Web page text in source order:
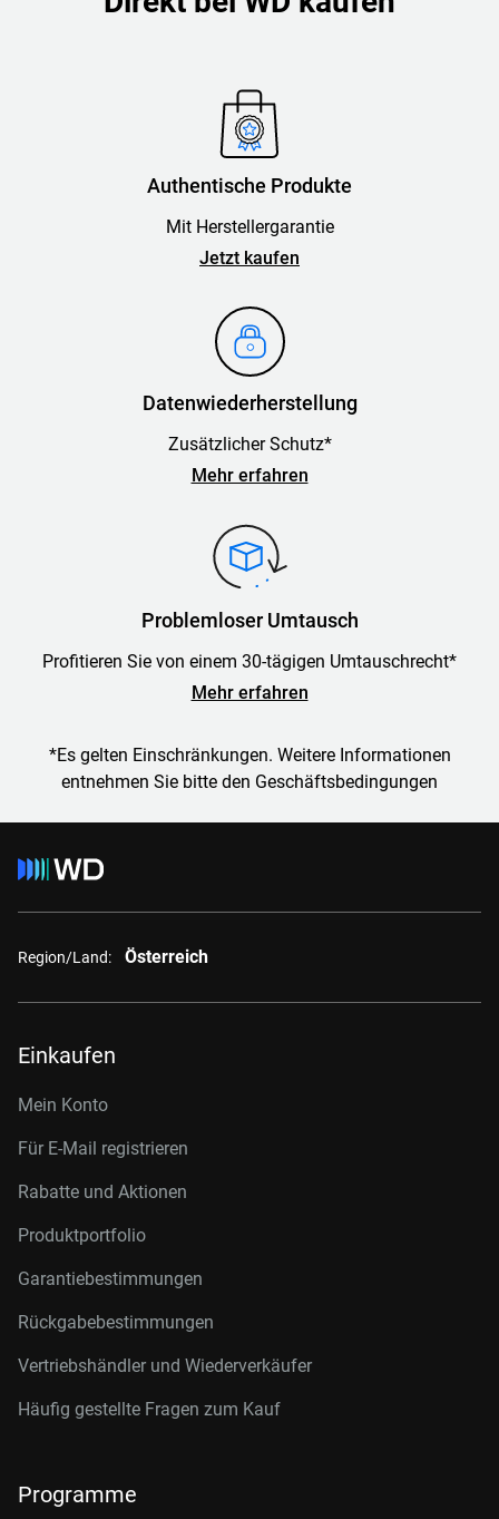
Authentische Produkte
Mit Herstellergarantie
Jetzt kaufen
Datenwiederherstellung
Zusätzlicher Schutz*
Mehr erfahren
Problemloser Umtausch
Profitieren Sie von einem 30-tägigen Umtauschrecht*
Mehr erfahren
*Es gelten Einschränkungen. Weitere Informationen
entnehmen Sie bitte den Geschäftsbedingungen
Region/Land: Österreich
Einkaufen
Mein Konto
Für E-Mail registrieren
Rabatte und Aktionen
Produktportfolio
Garantiebestimmungen
Rückgabebestimmungen
Vertriebshändler und Wiederverkäufer
Häufig gestellte Fragen zum Kauf
Programme